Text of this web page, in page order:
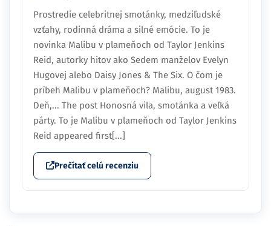
Prostredie celebritnej smotánky, medziľudské
vzťahy, rodinná dráma a silné emócie. To je
novinka Malibu v plameňoch od Taylor Jenkins
Reid, autorky hitov ako Sedem manželov Evelyn
Hugovej alebo Daisy Jones & The Six. O čom je
príbeh Malibu v plameňoch? Malibu, august 1983.
Deň,... The post Honosná vila, smotánka a veľká
párty. To je Malibu v plameňoch od Taylor Jenkins
Reid appeared first[...]
Prečítať celú recenziu